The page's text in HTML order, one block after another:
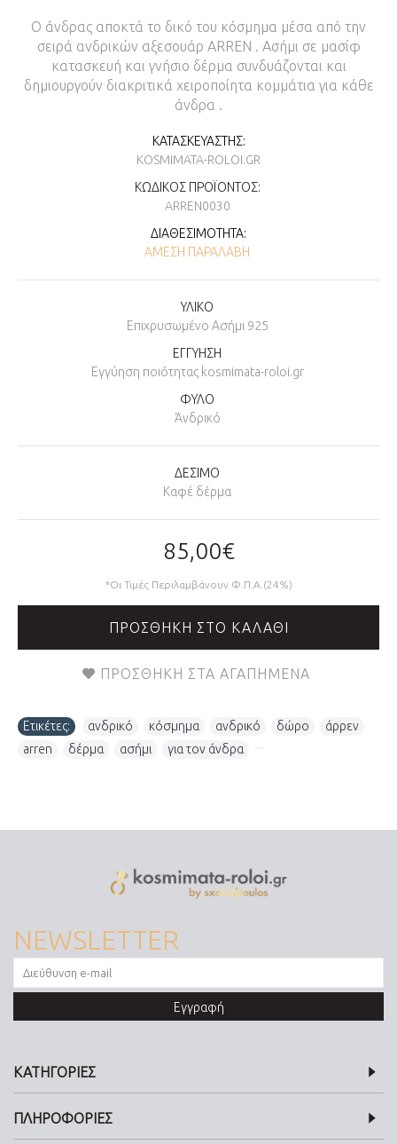
Ο άνδρας αποκτά το δικό του κόσμημα μέσα από την
σειρά ανδρικών αξεσουάρ ARREN . Ασήμι σε μασίφ
κατασκευή και γνήσιο δέρμα συνδυάζονται και
δημιουργούν διακριτικά χειροποίητα κομμάτια για κάθε
άνδρα .
ΚΑΤΑΣΚΕΥΑΣΤΉΣ:
KOSMIMATA-ROLOI.GR
ΚΩΔΙΚΌΣ ΠΡΟΪΌΝΤΟΣ:
ARREN0030
ΔΙΑΘΕΣΙΜΌΤΗΤΑ:
ΆΜΕΣΗ ΠΑΡΑΛΑΒΉ
ΥΛΙΚΟ
Επιχρυσωμένο Ασήμι 925
ΕΓΓΥΗΣΗ
Εγγύηση ποιότητας kosmimata-roloi.gr
ΦΥΛΟ
Άνδρικό
ΔΕΣΙΜΟ
Καφέ δέρμα
85,00€
*Οι Τιμές Περιλαμβάνουν Φ.Π.Α.(24%)
ΠΡΟΣΘΉΚΗ ΣΤΟ ΚΑΛΆΘΙ
ΠΡΟΣΘΉΚΗ ΣΤΑ ΑΓΑΠΗΜΈΝΑ
Ετικέτες: ανδρικό κόσμημα ανδρικό δώρο άρρεν
arren
δέρμα ασήμι για τον άνδρα
NEWSLETTER
Εγγραφή
ΚΑΤΗΓΟΡΙΕΣ
ΠΛΗΡΟΦΟΡΙΕΣ